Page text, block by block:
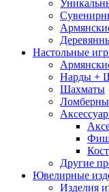
Настольные
Нарды +
Шахматы
Другие
Ювелирные
Изделия